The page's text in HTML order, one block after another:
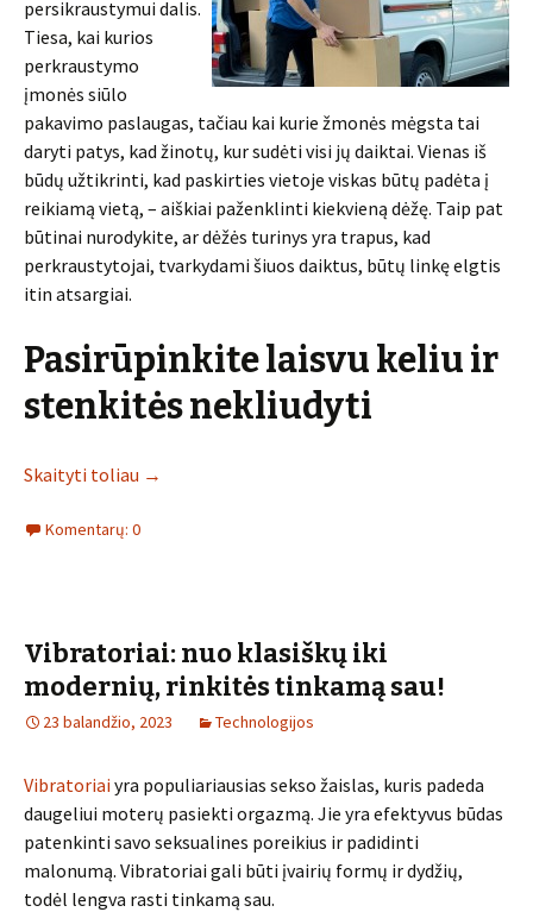
persikraustymui dalis.
Tiesa, kai kurios
perkraustymo
įmonės siūlo
pakavimo paslaugas, tačiau kai kurie žmonės mėgsta tai
daryti patys, kad žinotų, kur sudėti visi jų daiktai. Vienas iš
būdų užtikrinti, kad paskirties vietoje viskas būtų padėta į
reikiamą vietą, – aiškiai paženklinti kiekvieną dėžę. Taip pat
būtinai nurodykite, ar dėžės turinys yra trapus, kad
perkraustytojai, tvarkydami šiuos daiktus, būtų linkę elgtis
itin atsargiai.
Pasirūpinkite laisvu keliu ir
stenkitės nekliudyti
Skaityti toliau →
Komentarų: 0
Vibratoriai: nuo klasiškų iki
modernių, rinkitės tinkamą sau!
23 balandžio, 2023 Technologijos
Vibratoriaiyra populiariausias sekso žaislas, kuris padeda
daugeliui moterų pasiekti orgazmą. Jie yra efektyvus būdas
patenkinti savo seksualines poreikius ir padidinti
malonumą. Vibratoriai gali būti įvairių formų ir dydžių,
todėl lengva rasti tinkamą sau.